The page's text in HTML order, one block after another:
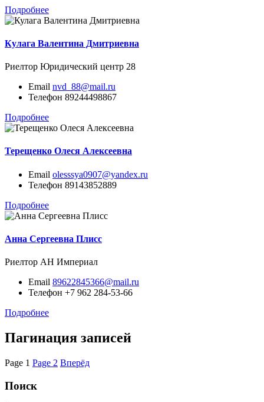
Подробнее
Кулага Валентина Дмитриевна
Риелтор Юридический центр 28
Email nvd_88@mail.ru
Телефон 89244498867
Подробнее
Терещенко Олеся Алексеевна
Email olesssya0907@yandex.ru
Телефон 89143852889
Подробнее
Анна Сергеевна Плисс
Риелтор АН Империал
Email 89622845366@mail.ru
Телефон +7 962 284-53-66
Подробнее
Пагинация записей
Page 1 Page 2 Вперёд
Поиск